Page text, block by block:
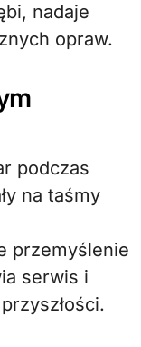
nadaje
opraw.
podczas
na taśmy
przemyślenie
serwis i